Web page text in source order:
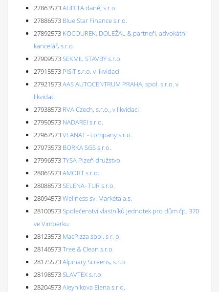
27863573AUDITA daně, s.r.o.
27886573 Blue Star Finance s.r.o.
27892573 KOCOUREK, DOLEŽAL & partneři, advokátní
kancelář, s.r.o.
27909573SEKMIL STAVBY s.r.o.
27915573 PISIT s.r.o. v likvidaci
27921573AAS AUTOCENTRUM PRAHA, spol. s r.o. v
likvidaci
27938573 RVA Czech, s.r.o., v likvidaci
27950573 NADAREI s.r.o.
27967573VLANAT - company s.r.o.
27973573 BORKA SGS s.r.o.
27996573TYSA Plzeň družstvo
28065573AMORT s.r.o.
28088573SELENA- TUR s.r.o.
28094573Wellness sv. Markéta a.s.
28100573Společenství vlastníků jednotek pro dům čp. 370
ve Vimperku
28123573 MacPizza spol. s r. o.
28146573Tree & Clean s.r.o.
28175573Alpinary Screens, s.r.o.
28198573SLAVTEX s.r.o.
28204573Aleynikova Elena s.r.o.